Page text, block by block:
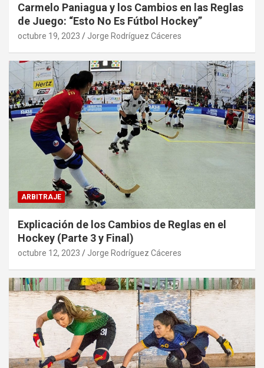
Carmelo Paniagua y los Cambios en las Reglas
de Juego: “Esto No Es Fútbol Hockey”
octubre 19, 2023 Jorge Rodríguez Cáceres
ARBITRAJE
Explicación de los Cambios de Reglas en el
Hockey (Parte 3 y Final)
octubre 12, 2023 Jorge Rodríguez Cáceres